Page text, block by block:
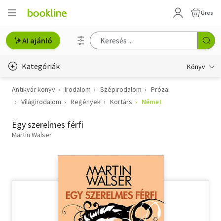
Üres
AI ajánló
Kategóriák Könyv
Életmód, egészség
Gyermek- és ifjúsági
Hobbi, szabadidő
Antikvár könyv Irodalom Szépirodalom
Próza
Világirodalom
Regények Kortárs Német
Egy szerelmes férfi
Martin Walser